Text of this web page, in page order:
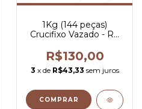
1Kg (144 peças)
Crucifixo Vazado - R$
R$130,00
3 x de R$43,33 sem juros
COMPRAR